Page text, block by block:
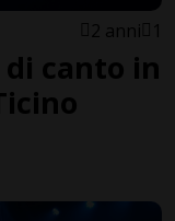
2 anni 1
canto in